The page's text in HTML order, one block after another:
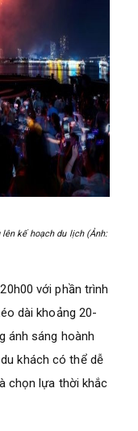
kế hoạch du lịch (Ảnh:
với phần trình
dài khoảng 20-
ánh sáng hoành
khách có thể dễ
chọn lựa thời khắc